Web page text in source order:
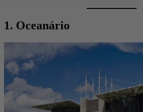
1. Oceanário